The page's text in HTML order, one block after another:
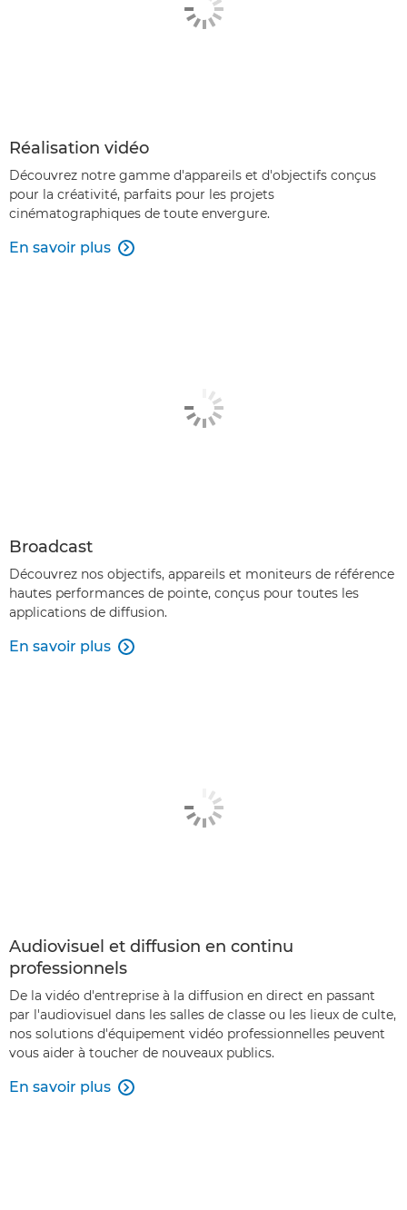
Réalisation vidéo
Découvrez notre gamme d'appareils et d'objectifs conçus
pour la créativité, parfaits pour les projets
cinématographiques de toute envergure.
En savoir plus 
Broadcast
Découvrez nos objectifs, appareils et moniteurs de référence
hautes performances de pointe, conçus pour toutes les
applications de diffusion.
En savoir plus 
Audiovisuel et diffusion en continu
professionnels
De la vidéo d'entreprise à la diffusion en direct en passant
par l'audiovisuel dans les salles de classe ou les lieux de culte,
nos solutions d'équipement vidéo professionnelles peuvent
vous aider à toucher de nouveaux publics.
En savoir plus 